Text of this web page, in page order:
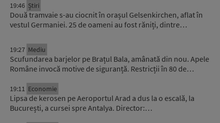
19:46 Știri
Două tramvaie s-au ciocnit în orașul Gelsenkirchen, aflat în
vestul Germaniei. 25 de oameni au fost răniți, dintre…
19:27 Mediu
Scufundarea barjelor pe Brațul Bala, amânată din nou. Apele
Române invocă motive de siguranță. Restricții în 80 de…
19:11 Economie
Lipsa de kerosen pe Aeroportul Arad a dus la o escală, la
București, a cursei spre Antalya. Director:…